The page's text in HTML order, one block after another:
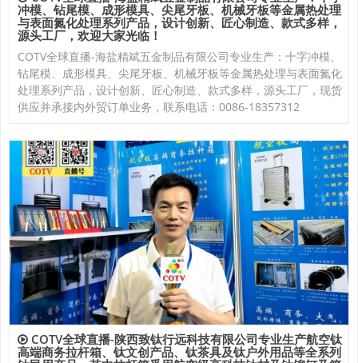
冲模、钻尾模、成形模具、尖尾牙板、机械牙板等金属热处理
与表面氮化处理系列产品，设计创新、匠心制造、款式多样，
源头工厂，欢迎大家光临！
COTV全球直播-海盐精斌五金制品有限公司专业生产：十字冲模、
钻尾模、成形模具、尖尾牙板、机械牙板等金属热处理与表面氮化
处理系列产品，设计创新、匠心制造、款式多样，源头工厂，现货
供应并承接内外贸订单业务，联系电话：0086-18357312
COTV全球直播-陕西致钛行远科技有限公司专业生产航空钛
高端商务拉杆箱、钛文创产品、钛茶具及钛户外用品等全系列